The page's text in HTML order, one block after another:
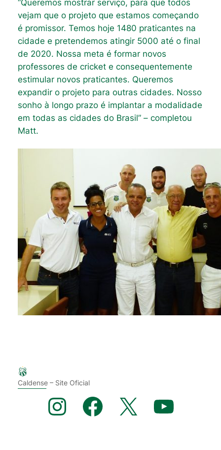
“Queremos mostrar serviço, para que todos
vejam que o projeto que estamos começando
é promissor. Temos hoje 1480 praticantes na
cidade e pretendemos atingir 5000 até o final
de 2020. Nossa meta é formar novos
professores de cricket e consequentemente
estimular novos praticantes. Queremos
expandir o projeto para outras cidades. Nosso
sonho à longo prazo é implantar a modalidade
em todas as cidades do Brasil” – completou
Matt.
Caldense – Site Oficial
Instagram Facebook X YouTube